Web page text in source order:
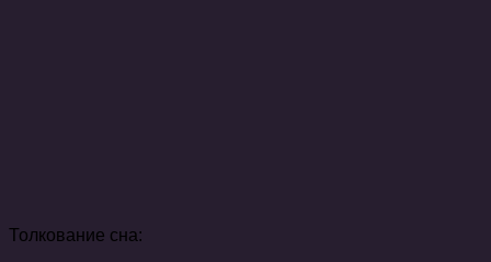
Толкование сна: